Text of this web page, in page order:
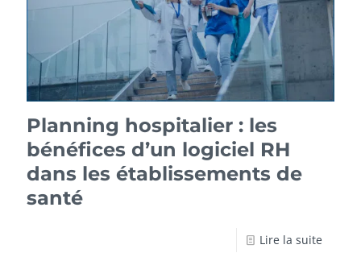
Planning hospitalier : les
bénéfices d’un logiciel RH
dans les établissements de
santé
Lire la suite